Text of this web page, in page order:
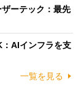
ザーテック：最先
：AIインフラを支
一覧を見る